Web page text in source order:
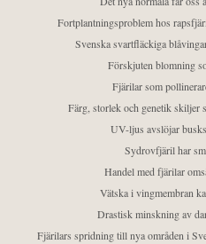
Fortplantningsproblem hos
Svenska svartfläckiga
Förskjuten blomning
Fjärilar som
Färg, storlek och genetik skiljer
UV-ljus avslöjar
Sydrovfjäril har
Handel med fjärilar
Vätska i vingmembran
Drastisk minskning av
Fjärilars spridning till nya områden i